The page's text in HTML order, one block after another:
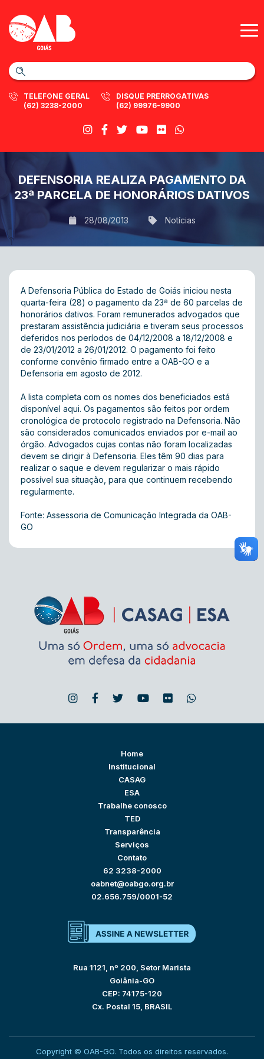
TELEFONE GERAL
(62) 3238-2000
DISQUE PRERROGATIVAS
(62) 99976-9900
DEFENSORIA REALIZA PAGAMENTO DA
23ª PARCELA DE HONORÁRIOS DATIVOS
28/08/2013 Notícias
A Defensoria Pública do Estado de Goiás iniciou nesta
quarta-feira (28) o pagamento da 23ª de 60 parcelas de
honorários dativos. Foram remunerados advogados que
prestaram assistência judiciária e tiveram seus processos
deferidos nos períodos de 04/12/2008 a 18/12/2008 e
de 23/01/2012 a 26/01/2012. O pagamento foi feito
conforme convênio firmado entre a OAB-GO e a
Defensoria em agosto de 2012.
A lista completa com os nomes dos beneficiados está
disponível aqui. Os pagamentos são feitos por ordem
cronológica de protocolo registrado na Defensoria. Não
são considerados comunicados enviados por e-mail ao
órgão. Advogados cujas contas não foram localizadas
devem se dirigir à Defensoria. Eles têm 90 dias para
realizar o saque e devem regularizar o mais rápido
possível sua situação, para que continuem recebendo
regularmente.
Fonte: Assessoria de Comunicação Integrada da OAB-
GO
Home
Institucional
CASAG
ESA
Trabalhe conosco
TED
Transparência
Serviços
Contato
62 3238-2000
oabnet@oabgo.org.br
02.656.759/0001-52
Rua 1121, nº 200, Setor Marista
Goiânia-GO
CEP: 74175-120
Cx. Postal 15, BRASIL
Copyright © OAB-GO. Todos os direitos reservados.